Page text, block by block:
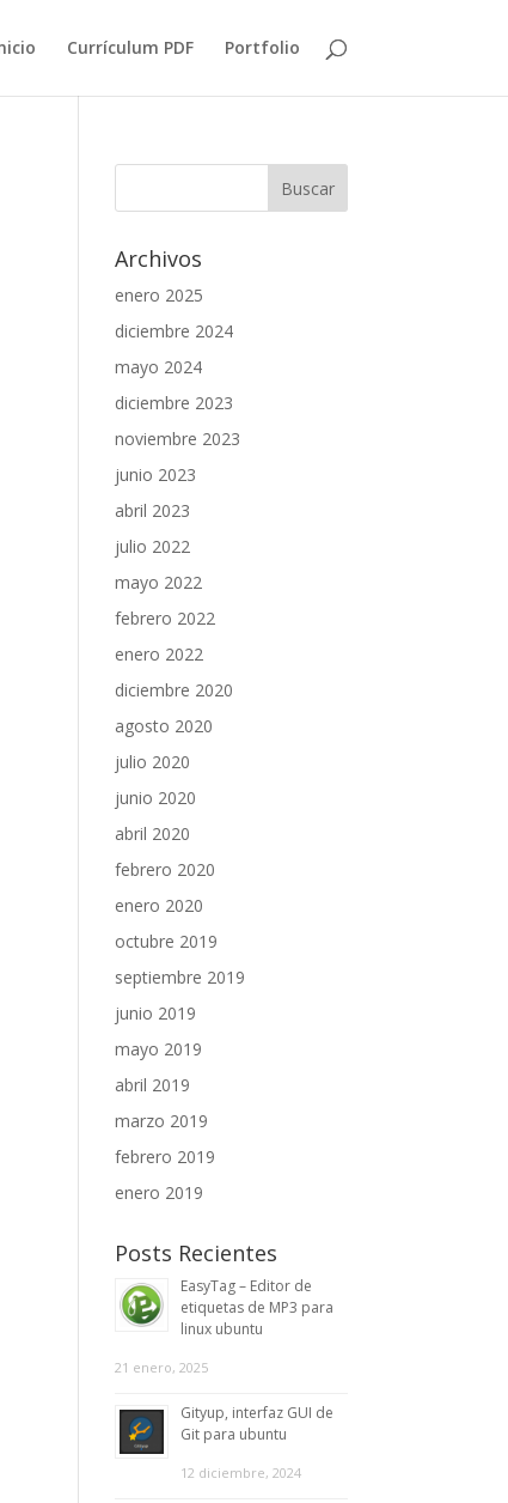
Currículum PDF Portfolio
Archivos
enero 2025
diciembre 2024
mayo 2024
diciembre 2023
noviembre 2023
junio 2023
abril 2023
julio 2022
mayo 2022
febrero 2022
enero 2022
diciembre 2020
agosto 2020
julio 2020
junio 2020
abril 2020
febrero 2020
enero 2020
octubre 2019
septiembre 2019
junio 2019
mayo 2019
abril 2019
marzo 2019
febrero 2019
enero 2019
Posts Recientes
EasyTag – Editor de
etiquetas de MP3 para
linux ubuntu
21 enero, 2025
Gityup, interfaz GUI de
Git para ubuntu
12 diciembre, 2024